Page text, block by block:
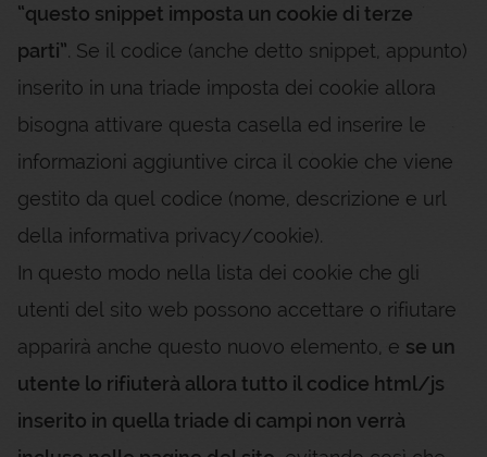
“questo snippet imposta un cookie di terze
parti”. Se il codice (anche detto snippet, appunto)
inserito in una triade imposta dei cookie allora
bisogna attivare questa casella ed inserire le
informazioni aggiuntive circa il cookie che viene
gestito da quel codice (nome, descrizione e url
della informativa privacy/cookie).
In questo modo nella lista dei cookie che gli
utenti del sito web possono accettare o rifiutare
apparirà anche questo nuovo elemento, e se un
utente lo rifiuterà allora tutto il codice html/js
inserito in quella triade di campi non verrà